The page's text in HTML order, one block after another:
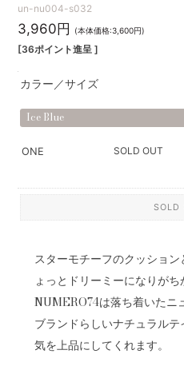
un-nu004-s032
3,960円 (本体価格:3,600円)
[36ポイント進呈 ]
カラー／サイズ
Ice Blue
ONE SOLD OUT
SOLD
スターモチーフのクッショ
ょっとドリーミーになりがち
NUMERO74は落ち着いたニ
ブランドらしいナチュラル
気を上品にしてくれます。